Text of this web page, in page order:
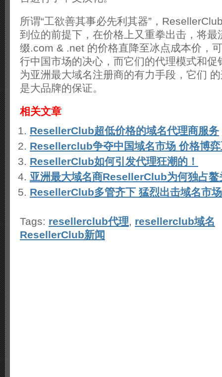
所谓“工欲善其事必先利其器”，
到位的前提下，在价格上又重拳出击，将最
缀.com & .net 的价格直降至冰点成本价，
行中国市场的决心，而它们的代理模式和促
为亚洲最大域名注册商的有力手段，它们
是大品牌的保证。
相关文章
ResellerClub超低价格的域名代理商服务
Resellerclub争夺中国域名市场 价格博
ResellerClub如何引发代理狂潮的！
亚洲最大域名商ResellerClub为何独占鳌
ResellerClub多管齐下 猛烈出击域名市场
Tags: resellerclub代理, resellerclub域名
ResellerClub新闻